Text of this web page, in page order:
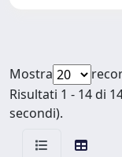
Mostra
Risultati 1 - 14 di
secondi).